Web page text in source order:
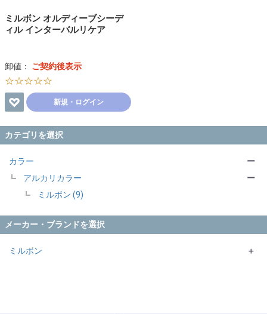
カテゴリを選択
カラー
アルカリカラー
ミルボン (9)
ー
ー
メーカー・ブランドを選択
ミルボン
＋
ミルボン オルディーブシーデ
ィル インターバルリケア
卸値： ご契約後表示
☆☆☆☆☆
新規・ログイン